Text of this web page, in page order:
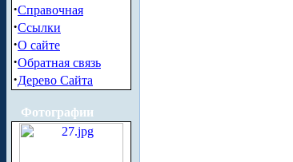
·Справочная
·Ссылки
·О сайте
·Обратная связь
·Дерево Сайта
Фотографии